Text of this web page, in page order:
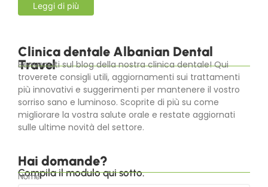
Leggi di più
Clinica dentale Albanian Dental
Travel
Benvenuti sul blog della nostra clinica dentale! Qui
troverete consigli utili, aggiornamenti sui trattamenti
più innovativi e suggerimenti per mantenere il vostro
sorriso sano e luminoso. Scoprite di più su come
migliorare la vostra salute orale e restate aggiornati
sulle ultime novità del settore.
Hai domande?​
Compila il modulo qui sotto.
Nome